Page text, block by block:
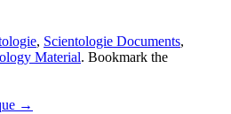
, Scientologie Documents,
Material. Bookmark the
→